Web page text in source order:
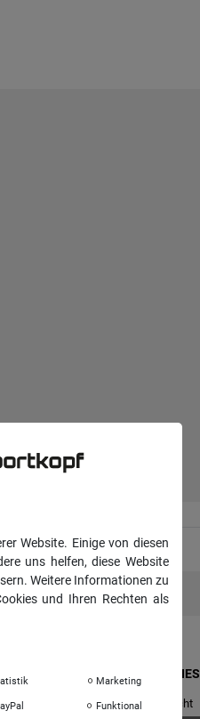
RECHTLICHES
Widerrufs­recht
Website. Einige von diesen
uns helfen, diese Website
Weitere Informationen zu
und Ihren Rechten als
Marketing
Funktional